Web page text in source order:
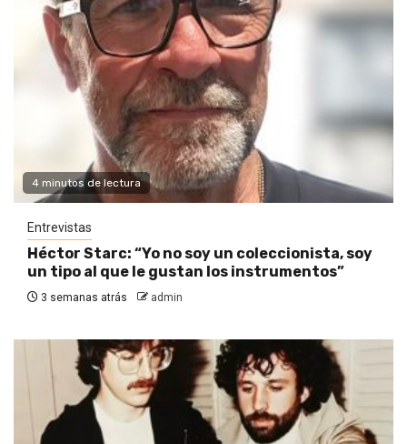
4 minutos de lectura
Entrevistas
Héctor Starc: “Yo no soy un coleccionista, soy
un tipo al que le gustan los instrumentos”
3 semanas atrás admin